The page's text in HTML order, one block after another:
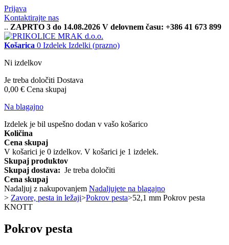
Prijava
Kontaktirajte nas
.. ZAPRTO 3 do 14.08.2026 V delovnem času: +386 41 673 899
Košarica 0 Izdelek Izdelki (prazno)
Ni izdelkov
Je treba določiti Dostava
0,00 € Cena skupaj
Na blagajno
Izdelek je bil uspešno dodan v vašo košarico
Količina
Cena skupaj
V košarici je 0 izdelkov. V košarici je 1 izdelek.
Skupaj produktov
Skupaj dostava: Je treba določiti
Cena skupaj
Nadaljuj z nakupovanjem Nadaljujete na blagajno
> Zavore, pesta in ležaji>Pokrov pesta>52,1 mm Pokrov pesta
KNOTT
Pokrov pesta